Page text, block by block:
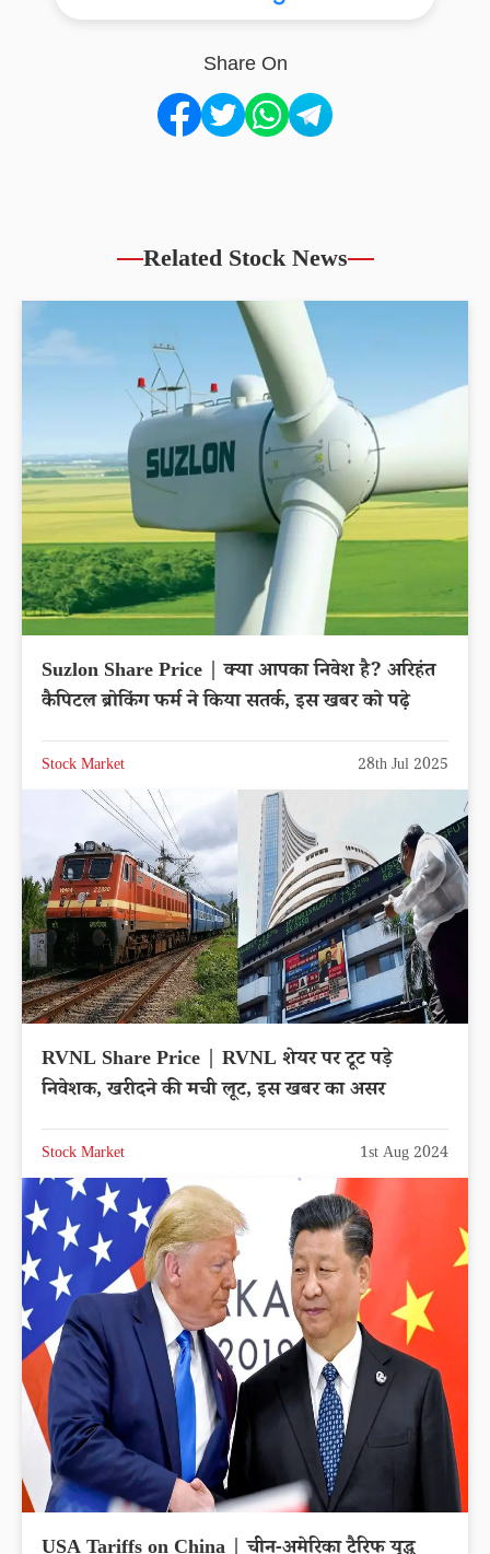
Share On
Related Stock News
Suzlon Share Price | क्या आपका निवेश है? अरिहंत
कैपिटल ब्रोकिंग फर्म ने किया सतर्क, इस खबर को पढ़े
Stock Market 28th Jul 2025
RVNL Share Price | RVNL शेयर पर टूट पड़े
निवेशक, खरीदने की मची लूट, इस खबर का असर
Stock Market 1st Aug 2024